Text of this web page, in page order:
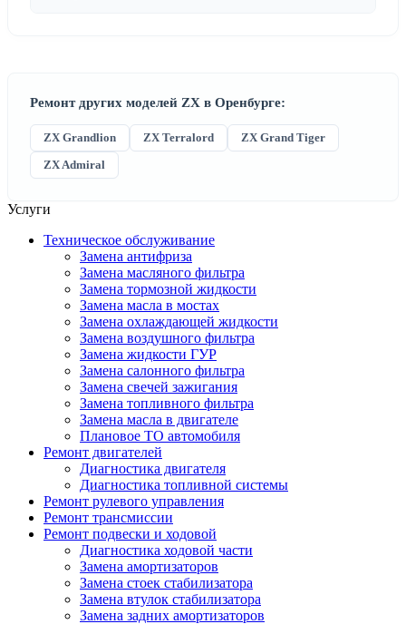
Ремонт других моделей ZX в Оренбурге:
ZX Grandlion ZX Terralord
ZX Grand Tiger
ZX Admiral
Услуги
Техническое обслуживание
Замена антифриза
Замена масляного фильтра
Замена тормозной жидкости
Замена масла в мостах
Замена охлаждающей жидкости
Замена воздушного фильтра
Замена жидкости ГУР
Замена салонного фильтра
Замена свечей зажигания
Замена топливного фильтра
Замена масла в двигателе
Плановое ТО автомобиля
Ремонт двигателей
Диагностика двигателя
Диагностика топливной системы
Ремонт рулевого управления
Ремонт трансмиссии
Ремонт подвески и ходовой
Диагностика ходовой части
Замена амортизаторов
Замена стоек стабилизатора
Замена втулок стабилизатора
Замена задних амортизаторов